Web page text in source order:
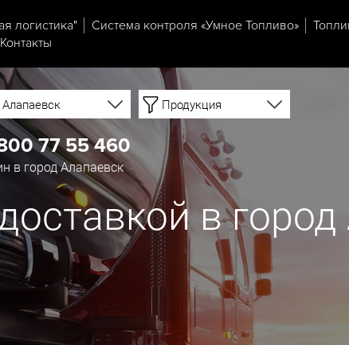
логистика" Система контроля «Умное Топливо»
Контакты
Алапаевск Продукция
77 55 460
в город Алапаевск
в